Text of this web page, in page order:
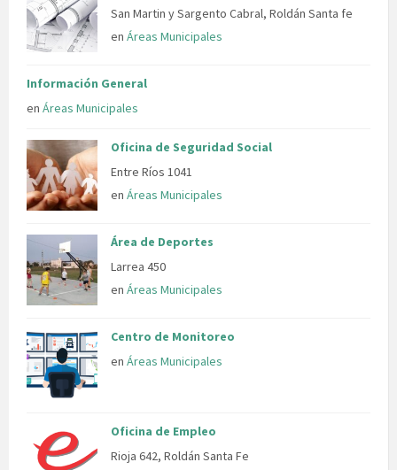
San Martin y Sargento Cabral, Roldán Santa fe
en Áreas Municipales
Información General
en Áreas Municipales
Oficina de Seguridad Social
Entre Ríos 1041
en Áreas Municipales
Área de Deportes
Larrea 450
en Áreas Municipales
Centro de Monitoreo
en Áreas Municipales
Oficina de Empleo
Rioja 642, Roldán Santa Fe